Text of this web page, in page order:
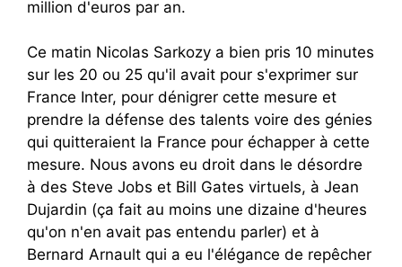
million d'euros par an.
Ce matin Nicolas Sarkozy a bien pris 10 minutes
sur les 20 ou 25 qu'il avait pour s'exprimer sur
France Inter, pour dénigrer cette mesure et
prendre la défense des talents voire des génies
qui quitteraient la France pour échapper à cette
mesure. Nous avons eu droit dans le désordre
à des Steve Jobs et Bill Gates virtuels, à Jean
Dujardin (ça fait au moins une dizaine d'heures
qu'on n'en avait pas entendu parler) et à
Bernard Arnault qui a eu l'élégance de repêcher